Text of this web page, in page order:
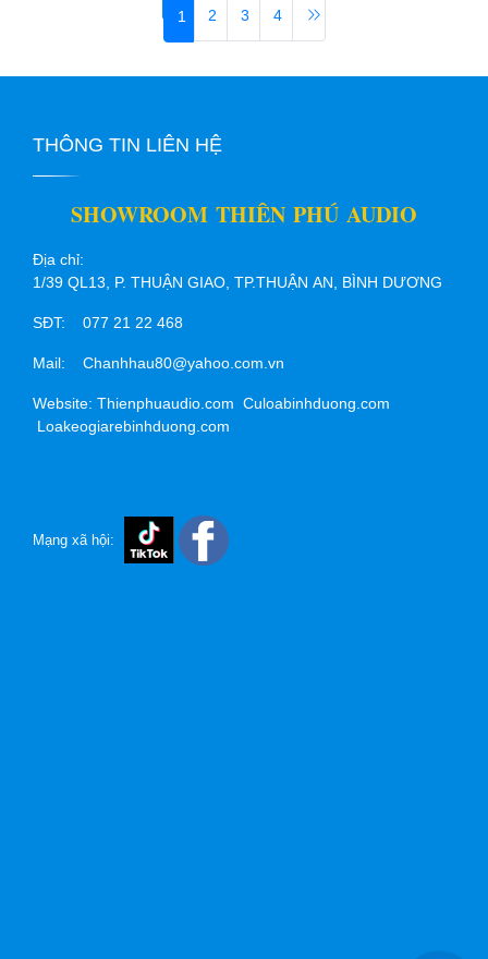
1 2 3 4
THÔNG TIN LIÊN HỆ
SHOWROOM THIÊN PHÚ AUDIO
Địa chỉ:
1/39 QL13, P. THUẬN GIAO, TP.THUẬN AN, BÌNH DƯƠNG
SĐT: 077 21 22 468
Mail: Chanhhau80@yahoo.com.vn
Website: Thienphuaudio.com Culoabinhduong.com
Loakeogiarebinhduong.com
Mạng xã hội: